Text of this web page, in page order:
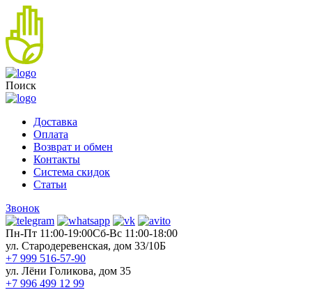
Поиск
Доставка
Оплата
Возврат и обмен
Контакты
Система скидок
Статьи
Звонок
Пн-Пт 11:00-19:00Cб-Вс 11:00-18:00
ул. Стародеревенская, дом 33/10Б
+7 999 516-57-90
ул. Лёни Голикова, дом 35
+7 996 499 12 99